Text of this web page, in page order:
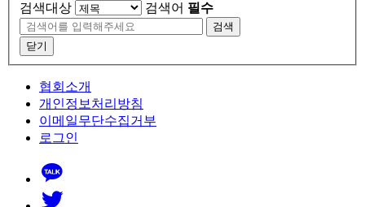
검색대상 검색어 필수
검색
닫기
협회소개
개인정보처리방침
이메일무단수집거부
로그인